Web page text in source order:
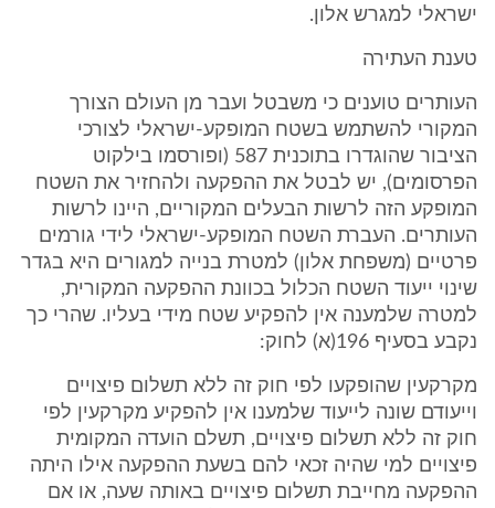
ישראלי למגרש אלון.
טענת העתירה
העותרים טוענים כי משבטל ועבר מן העולם הצורך
המקורי להשתמש בשטח המופקע-ישראלי לצורכי
הציבור שהוגדרו בתוכנית 587 (ופורסמו בילקוט
הפרסומים), יש לבטל את ההפקעה ולהחזיר את השטח
המופקע הזה לרשות הבעלים המקוריים, היינו לרשות
העותרים. העברת השטח המופקע-ישראלי לידי גורמים
פרטיים (משפחת אלון) למטרת בנייה למגורים היא בגדר
שינוי ייעוד השטח הכלול בכוונת ההפקעה המקורית,
למטרה שלמענה אין להפקיע שטח מידי בעליו. שהרי כך
נקבע בסעיף 196(א) לחוק:
מקרקעין שהופקעו לפי חוק זה ללא תשלום פיצויים
וייעודם שונה לייעוד שלמענו אין להפקיע מקרקעין לפי
חוק זה ללא תשלום פיצויים, תשלם הועדה המקומית
פיצויים למי שהיה זכאי להם בשעת ההפקעה אילו היתה
ההפקעה מחייבת תשלום פיצויים באותה שעה, או אם